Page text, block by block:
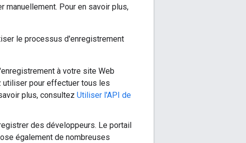
Pour en savoir plus,
le processus d'enregistrement
à votre site Web
utiliser pour effectuer tous les
plus, consultez Utiliser l'API de
des développeurs. Le portail
également de nombreuses